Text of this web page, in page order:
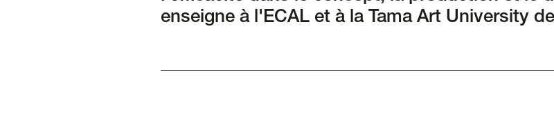
enseigne à l'ECAL et à la Tama Art University